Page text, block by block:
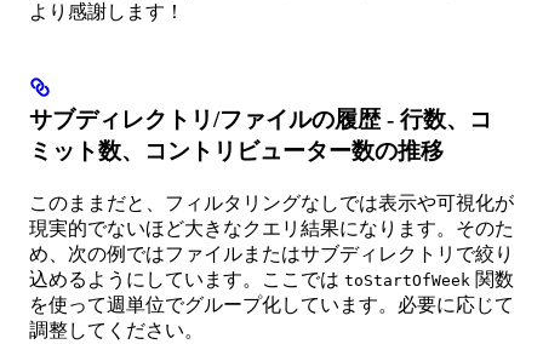
より感謝します！
サブディレクトリ/ファイルの履歴 - 行数、コ
ミット数、コントリビューター数の推移
このままだと、フィルタリングなしでは表示や可視化が
現実的でないほど大きなクエリ結果になります。そのた
め、次の例ではファイルまたはサブディレクトリで絞り
込めるようにしています。ここでは toStartOfWeek 関数
を使って週単位でグループ化しています。必要に応じて
調整してください。